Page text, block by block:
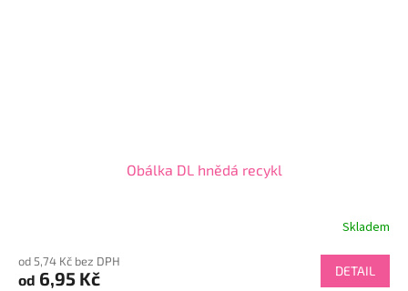
Obálka DL hnědá recykl
Skladem
od 5,74 Kč bez DPH
od 6,95 Kč DETAIL